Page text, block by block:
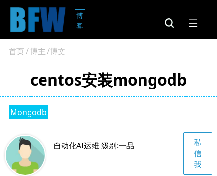
博
客
首页/博主/博文
centos安装mongodb
Mongodb
自动化AI运维 级别:一品
私
信
我